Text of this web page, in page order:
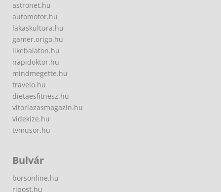
astronet.hu
automotor.hu
lakaskultura.hu
gamer.origo.hu
likebalaton.hu
napidoktor.hu
mindmegette.hu
travelo.hu
dietaesfitnesz.hu
vitorlazasmagazin.hu
videkize.hu
tvmusor.hu
Bulvár
borsonline.hu
ripost.hu